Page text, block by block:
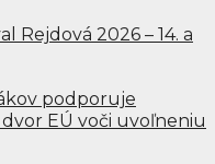
Rejdová 2026 – 14. a
podporuje
EÚ voči uvoľneniu